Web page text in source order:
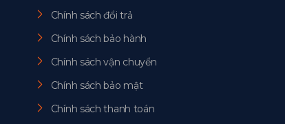
Chính sách đổi trả
Chính sách bảo hành
Chính sách vận chuyển
Chính sách bảo mật
Chính sách thanh toán